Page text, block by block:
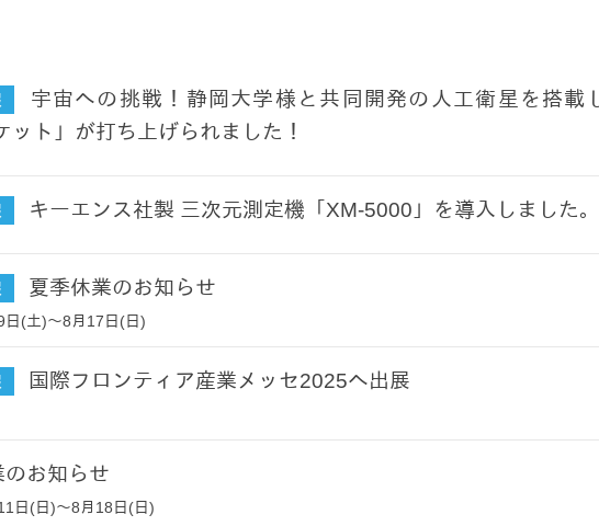
宇宙への挑戦！静岡大学様と共同開発の人工衛星を搭載
ット」が打ち上げられました！
キーエンス社製 三次元測定機「XM-5000」を導入しました。
夏季休業のお知らせ
日(土)～8月17日(日)
国際フロンティア産業メッセ2025へ出展
のお知らせ
日(日)～8月18日(日)